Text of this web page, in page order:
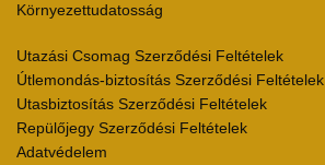
Környezettudatosság
Utazási Csomag Szerződési Feltételek
Útlemondás-biztosítás Szerződési Feltételek
Utasbiztosítás Szerződési Feltételek
Repülőjegy Szerződési Feltételek
Adatvédelem